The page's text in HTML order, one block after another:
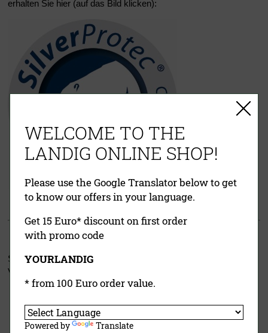
erhalten Sie hier (auf das Bild klicken):
Schneller und einfacher
Viessmann Exzenter-Spannschloß-System:
WELCOME TO THE
LANDIG ONLINE SHOP!
Please use the Google Translator below to get
to know our offers in your language.
Get 15 Euro* discount on first order
with promo code
YOURLANDIG
* from 100 Euro order value.
Powered by Translate